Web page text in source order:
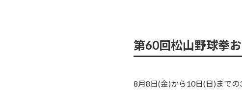
第60回松山野球拳
8月8日(金)から10日(日)まで